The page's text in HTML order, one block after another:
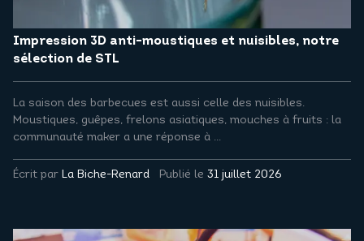
Impression 3D anti-moustiques et nuisibles, notre
sélection de STL
La saison des barbecues est aussi celle des nuisibles.
Moustiques, guêpes, frelons asiatiques, mouches à fruits : la
communauté maker a une réponse à ...
Écrit par La Biche-Renard Publié le 31 juillet 2026